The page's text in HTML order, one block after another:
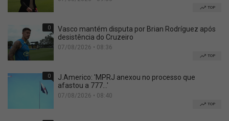
TOP
0
Vasco mantém disputa por Brian Rodríguez após
desistência do Cruzeiro
07/08/2026 • 08:36
TOP
0
J.Americo: 'MPRJ anexou no processo que
afastou a 777...'
07/08/2026 • 08:40
TOP